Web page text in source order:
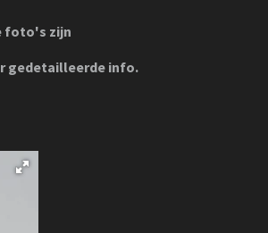
foto's zijn
gedetailleerde info.